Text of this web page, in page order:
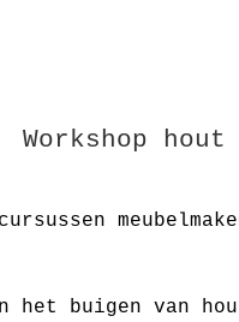
Workshop hout
het buigen van